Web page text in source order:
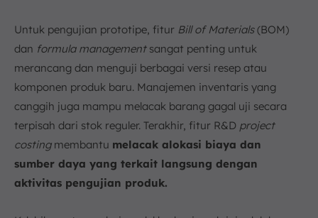
Untuk pengujian prototipe, fitur Bill of Materials(BOM)
dan formula managementsangat penting untuk
merancang dan menguji berbagai versi resep atau
komponen produk baru. Manajemen inventaris yang
canggih juga mampu melacak barang gagal uji secara
terpisah dari stok reguler. Terakhir, fitur R&D project
costingmembantu melacak alokasi biaya dan
sumber daya yang terkait langsung dengan
aktivitas pengujian produk.